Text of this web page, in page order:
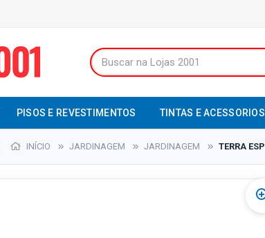
PISOS E REVESTIMENTOS TINTAS E ACESSORIOS
INÍCIO JARDINAGEM JARDINAGEM TERRA